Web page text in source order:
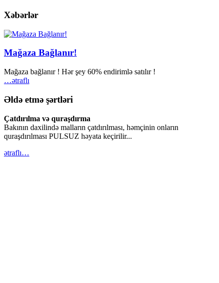
Xəbərlər
Mağaza Bağlanır!
Mağaza bağlanır ! Hər şey 60% endirimlə satılır !
…ətraflı
Əldə etmə şərtləri
Çatdırılma və quraşdırma
Bakının daxilində malların çatdırılması, həmçinin onların
quraşdırılması PULSUZ həyata keçirilir...
ətraflı…